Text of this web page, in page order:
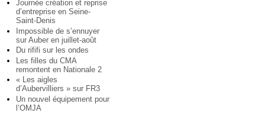
Journée création et reprise
d’entreprise en Seine-
Saint-Denis
Impossible de s’ennuyer
sur Auber en juillet-août
Du rififi sur les ondes
Les filles du CMA
remontent en Nationale 2
« Les aigles
d’Aubervilliers » sur FR3
Un nouvel équipement pour
l’OMJA